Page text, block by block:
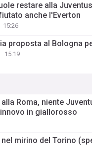
restare alla
anche l'Everton
15:26
proposta al Bologna
15:19
Roma, niente
in giallorosso
mirino del Torino